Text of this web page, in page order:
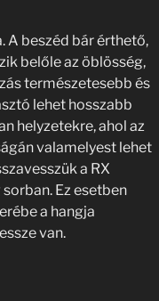
A beszéd bár érthető,
belőle az öblösség,
természetesebb és
lehet hosszabb
helyzetekre, ahol az
valamelyest lehet
a RX
Ez esetben
a hangja
van.